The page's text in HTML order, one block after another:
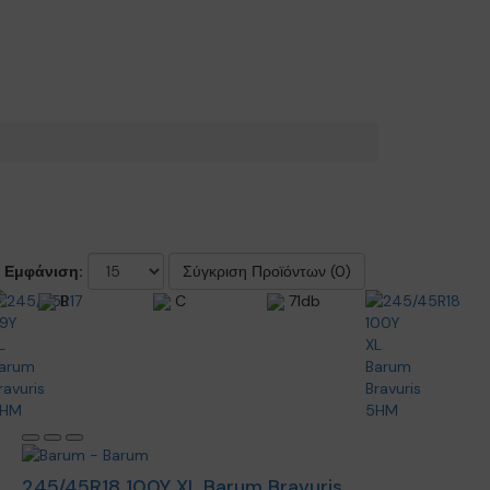
Εμφάνιση:
Σύγκριση Προϊόντων (0)
B
C 71db